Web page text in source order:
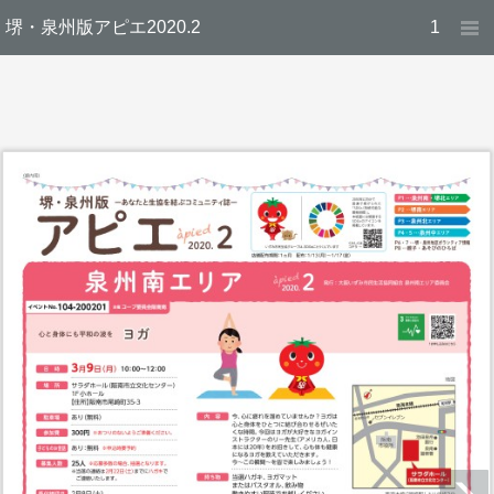
堺・泉州版アピエ2020.2 1